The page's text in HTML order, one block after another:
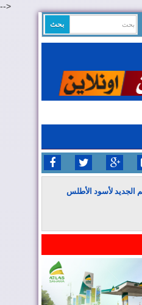
-->
الجديد لأسود الأطلس
موقعه في صناعة الطيران